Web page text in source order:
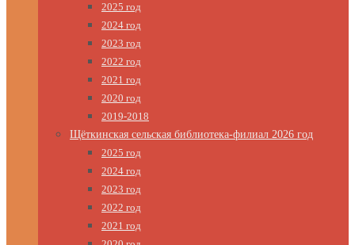
2025 год
2024 год
2023 год
2022 год
2021 год
2020 год
2019-2018
Щёткинская сельская библиотека-филиал 2026 год
2025 год
2024 год
2023 год
2022 год
2021 год